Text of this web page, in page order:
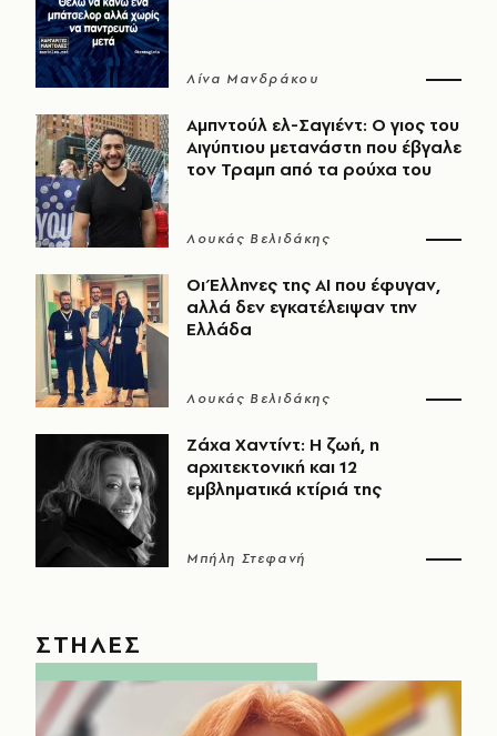
Λίνα Μανδράκου
Αμπντούλ ελ-Σαγιέντ: Ο γιος του
Αιγύπτιου μετανάστη που έβγαλε
τον Τραμπ από τα ρούχα του
Λουκάς Βελιδάκης
Οι Έλληνες της ΑΙ που έφυγαν,
αλλά δεν εγκατέλειψαν την
Ελλάδα
Λουκάς Βελιδάκης
Ζάχα Χαντίντ: Η ζωή, η
αρχιτεκτονική και 12
εμβληματικά κτίριά της
Μπήλη Στεφανή
ΣΤΗΛΕΣ